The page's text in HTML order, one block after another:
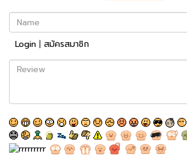
Name
Login | สมัครสมาชิก
Review